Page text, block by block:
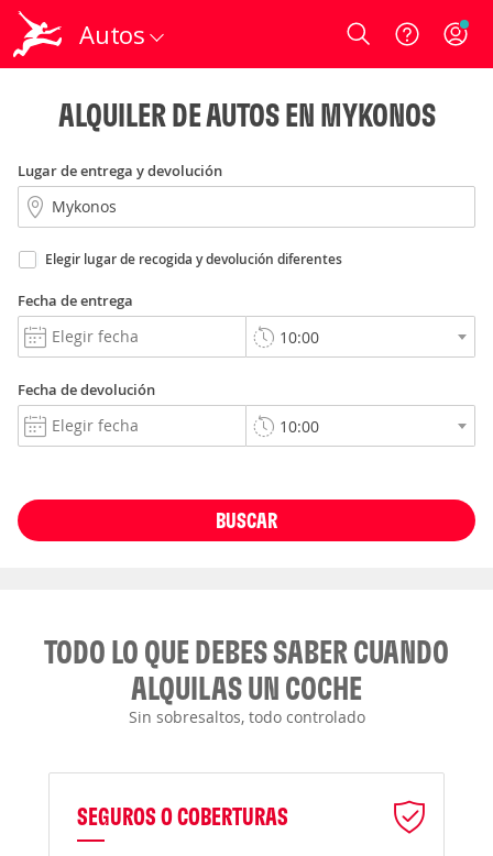
Autos Login
ALQUILER DE AUTOS EN MYKONOS
Lugar de entrega y devolución
Elegir lugar de recogida y devolución diferentes
Fecha de entrega
Fecha de devolución
BUSCAR
TODO LO QUE DEBES SABER CUANDO
ALQUILAS UN COCHE
Sin sobresaltos, todo controlado
SEGUROS O COBERTURAS